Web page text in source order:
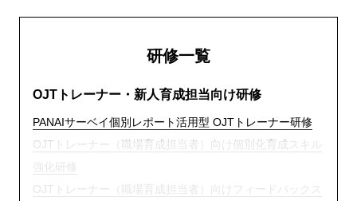
研修一覧
OJTトレーナー・新人育成担当向け研修
PANAIサーベイ個別レポート活用型 OJTトレーナー研修
OJTトレーナー（職場育成担当者）向け個別化育成スキル
強化研修
OJTトレーナー（職場育成担当者）向けフィードバックス